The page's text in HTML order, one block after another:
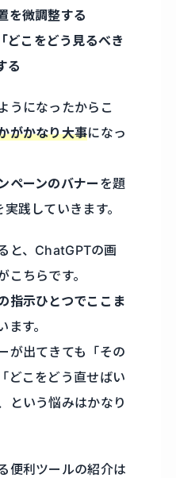
を微調整する
どこをどう見るべき
る
うになったからこ
がかなり大事になっ
ペーンのバナー を題
践していきます。
と、ChatGPTの画
ちらです。
指示ひとつでここま
ます。
が出てきても「その
どこをどう直せばい
という悩みはかなり
便利ツールの紹介は